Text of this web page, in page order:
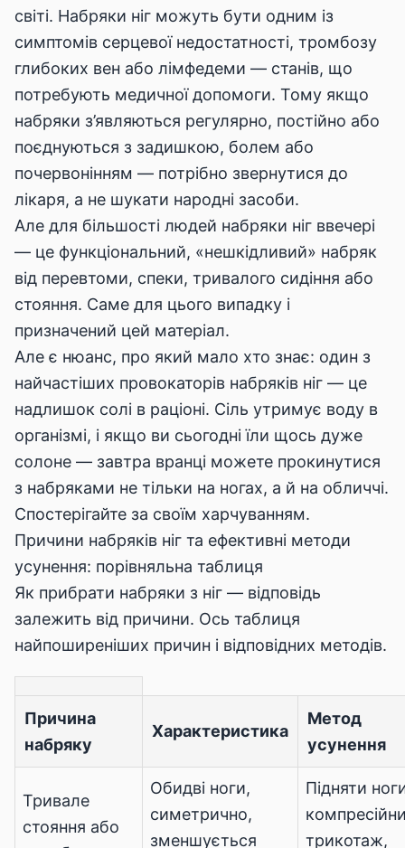
світі. Набряки ніг можуть бути одним із
симптомів серцевої недостатності, тромбозу
глибоких вен або лімфедеми — станів, що
потребують медичної допомоги. Тому якщо
набряки з’являються регулярно, постійно або
поєднуються з задишкою, болем або
почервонінням — потрібно звернутися до
лікаря, а не шукати народні засоби.
Але для більшості людей набряки ніг ввечері
— це функціональний, «нешкідливий» набряк
від перевтоми, спеки, тривалого сидіння або
стояння. Саме для цього випадку і
призначений цей матеріал.
Але є нюанс, про який мало хто знає: один з
найчастіших провокаторів набряків ніг — це
надлишок солі в раціоні. Сіль утримує воду в
організмі, і якщо ви сьогодні їли щось дуже
солоне — завтра вранці можете прокинутися
з набряками не тільки на ногах, а й на обличчі.
Спостерігайте за своїм харчуванням.
Причини набряків ніг та ефективні методи
усунення: порівняльна таблиця
Як прибрати набряки з ніг — відповідь
залежить від причини. Ось таблиця
найпоширеніших причин і відповідних методів.
Причина
набряку
Характеристика
Метод
усунення
Тривале
стояння або
Обидві ноги,
симетрично,
зменшується
Підняти
трикотаж,